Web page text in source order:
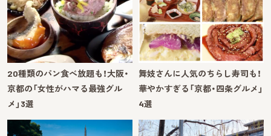
20種類のパン食べ放題も！大阪・
京都の「女性がハマる最強グル
メ」3選
舞妓さんに人気のちらし寿司も！
華やかすぎる「京都・四条グルメ」
4選